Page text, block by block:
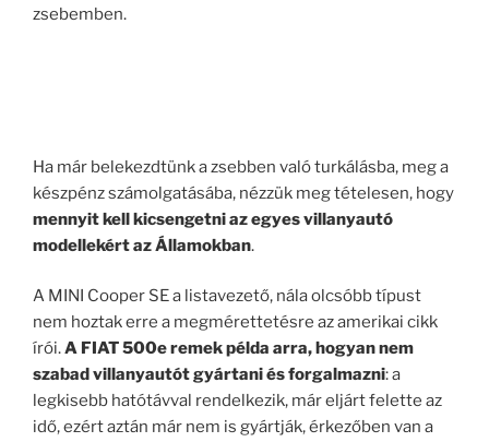
zsebemben.
Ha már belekezdtünk a zsebben való turkálásba, meg a
készpénz számolgatásába, nézzük meg tételesen, hogy
mennyit kell kicsengetni az egyes villanyautó
modellekért az Államokban.
A MINI Cooper SE a listavezető, nála olcsóbb típust
nem hoztak erre a megmérettetésre az amerikai cikk
írói.A FIAT 500e remek példa arra, hogyan nem
szabad villanyautót gyártani és forgalmazni: a
legkisebb hatótávval rendelkezik, már eljárt felette az
idő, ezért aztán már nem is gyártják, érkezőben van a